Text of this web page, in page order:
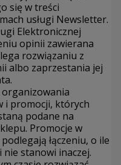
się w treści
usługi Newsletter.
Elektronicznej
opinii zawierana
rozwiązaniu z
albo zaprzestania jej
organizowania
i promocji, których
podane na
Promocje w
łączeniu, o ile
stanowi inaczej.